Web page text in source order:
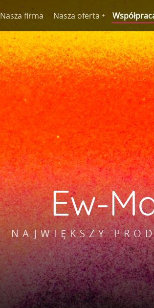
Nasza firma Nasza oferta
Ew-
NAJWIĘKSZY